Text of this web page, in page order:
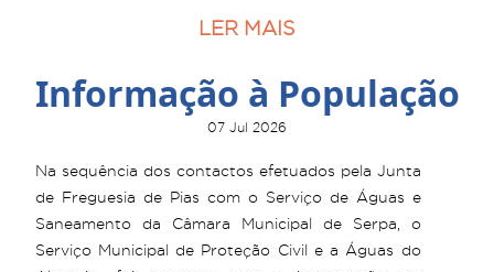
LER MAIS
Informação à População
07 Jul 2026
Na sequência dos contactos efetuados pela Junta
de Freguesia de Pias com o Serviço de Águas e
Saneamento da Câmara Municipal de Serpa, o
Serviço Municipal de Proteção Civil e a Águas do